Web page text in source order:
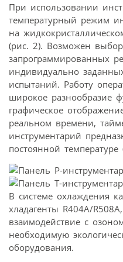
При использовании
температурный режим
на
(рис. 2). Возможен
запрограммированных
индивидуально
испытаний. Работу
широкое разнообразие
графическое
реальном времени,
инструментарий
постоянной температуре
В системе охлаждения
хладагенты R404A/
взаимодействие с
необходимую
оборудования.